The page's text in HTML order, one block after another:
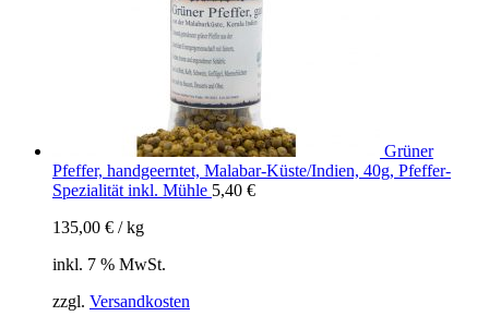
Grüner
Pfeffer, handgeerntet, Malabar-Küste/Indien, 40g, Pfeffer-
Spezialität inkl. Mühle 5,40 €
135,00 € /kg
inkl. 7 % MwSt.
zzgl. Versandkosten